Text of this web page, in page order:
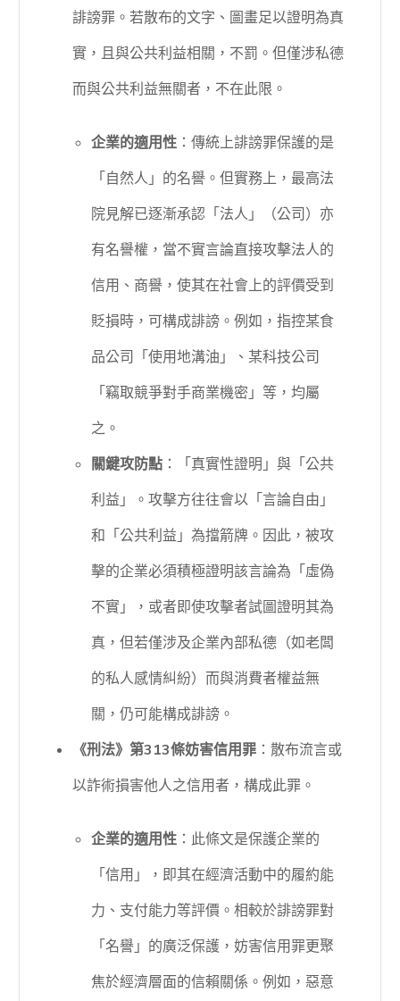
誹謗罪。若散布的文字、圖畫足以證明為真
實，且與公共利益相關，不罰。但僅涉私德
而與公共利益無關者，不在此限。
企業的適用性 ：傳統上誹謗罪保護的是
「自然人」的名譽。但實務上，最高法
院見解已逐漸承認「法人」（公司）亦
有名譽權，當不實言論直接攻擊法人的
信用、商譽，使其在社會上的評價受到
貶損時，可構成誹謗。例如，指控某食
品公司「使用地溝油」、某科技公司
「竊取競爭對手商業機密」等，均屬
之。
關鍵攻防點 ：「真實性證明」與「公共
利益」。攻擊方往往會以「言論自由」
和「公共利益」為擋箭牌。因此，被攻
擊的企業必須積極證明該言論為「虛偽
不實」，或者即使攻擊者試圖證明其為
真，但若僅涉及企業內部私德（如老闆
的私人感情糾紛）而與消費者權益無
關，仍可能構成誹謗。
《刑法》第313條妨害信用罪 ：散布流言或
以詐術損害他人之信用者，構成此罪。
企業的適用性 ：此條文是保護企業的
「信用」，即其在經濟活動中的履約能
力、支付能力等評價。相較於誹謗罪對
「名譽」的廣泛保護，妨害信用罪更聚
焦於經濟層面的信賴關係。例如，惡意